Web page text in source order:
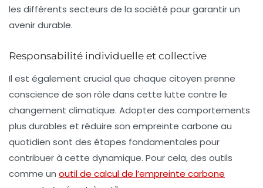
les différents secteurs de la société pour garantir un
avenir durable.
Responsabilité individuelle et collective
Il est également crucial que chaque citoyen prenne
conscience de son rôle dans cette lutte contre le
changement climatique. Adopter des comportements
plus durables et réduire son empreinte carbone au
quotidien sont des étapes fondamentales pour
contribuer à cette dynamique. Pour cela, des outils
comme un outil de calcul de l’empreinte carbone